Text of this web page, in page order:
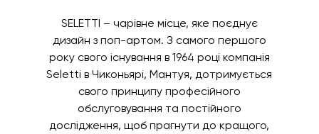
SELETTI – чарівне місце, яке поєднує
дизайн з поп-артом. З самого першого
року свого існування в 1964 році компанія
Seletti в Чиконьярі, Мантуя, дотримується
свого принципу професійного
обслуговування та постійного
дослідження, щоб прагнути до кращого,